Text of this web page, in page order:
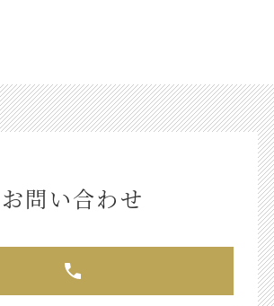
お問い合わせ